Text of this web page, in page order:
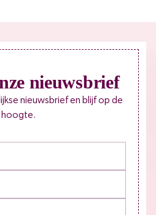
nieuwsbrief
nieuwsbrief en blijf op de
hoogte.